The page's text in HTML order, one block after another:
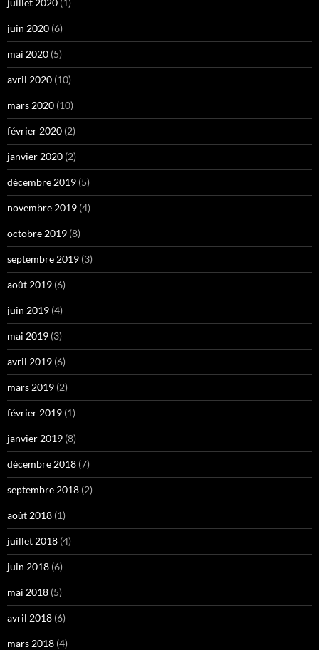
juin 2020 (6)
mai 2020 (5)
avril 2020 (10)
mars 2020 (10)
février 2020 (2)
janvier 2020 (2)
décembre 2019 (5)
novembre 2019 (4)
octobre 2019 (8)
septembre 2019 (3)
août 2019 (6)
juin 2019 (4)
mai 2019 (3)
avril 2019 (6)
mars 2019 (2)
février 2019 (1)
janvier 2019 (8)
décembre 2018 (7)
septembre 2018 (2)
août 2018 (1)
juillet 2018 (4)
juin 2018 (6)
mai 2018 (5)
avril 2018 (6)
mars 2018 (4)